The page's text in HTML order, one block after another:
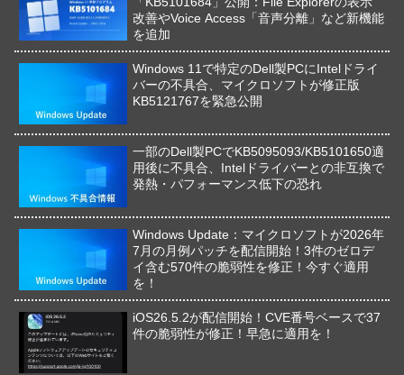
改善やVoice Access「音声分離」など新機能
を追加
Windows 11で特定のDell製PCにIntelドライ
バーの不具合、マイクロソフトが修正版
KB5121767を緊急公開
一部のDell製PCでKB5095093/KB5101650適
用後に不具合、Intelドライバーとの非互換で
発熱・パフォーマンス低下の恐れ
Windows Update：マイクロソフトが2026年
7月の月例パッチを配信開始！3件のゼロデ
イ含む570件の脆弱性を修正！今すぐ適用
を！
iOS26.5.2が配信開始！CVE番号ベースで37
件の脆弱性が修正！早急に適用を！